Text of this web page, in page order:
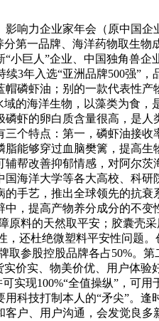
力企业家年会（原中国
第一品牌、海洋药物取生
小巨人”企业、中国独角兽
3年入选“亚洲品牌500强”
磷虾油；别的一款代表性
的海洋生物，以藻类为食
虾的卵白质含量很高，是
个特点：第一，磷虾油接
能够穿过血脑樊篱，提高
帮改善抑郁情感，对阿尔
海洋大学等各大高校、科
手艺，推出全球领先的抗
，提高产物养分成分的不
原料的天然取平安；胶囊
还杜绝微塑料平安性问题
取参股控股品牌各占50%
价实、物美价优、用户体
实现100%“全值操纵”，可
科技打制本人的“矛尖”。
户、用户沟通，会发觉良